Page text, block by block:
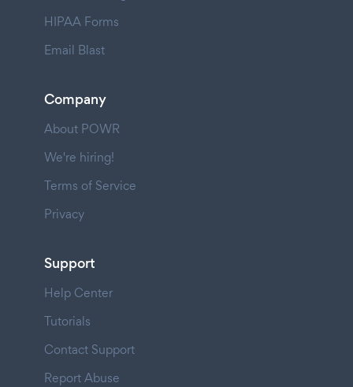
HIPAA Forms
Email Blast
Company
About POWR
We're hiring!
Terms of Service
Privacy
Support
Help Center
Tutorials
Contact Support
Report Abuse